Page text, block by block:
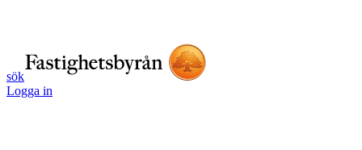
sök
Logga in